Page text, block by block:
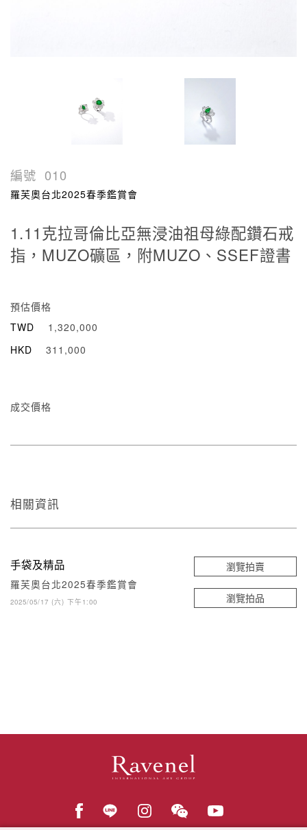
編號 010
羅芙奧台北2025春季鑑賞會
1.11克拉哥倫比亞無浸油祖母綠配鑽石戒
指，MUZO礦區，附MUZO、SSEF證書
預估價格
TWD
1,320,000
HKD
311,000
成交價格
相關資訊
手袋及精品
羅芙奧台北2025春季鑑賞會
2025/05/17 (六) 下午1:00
瀏覽拍賣
瀏覽拍品